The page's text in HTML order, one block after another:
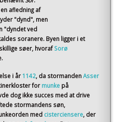
afledning af
"dynd", men
"dyndet ved
soranere. Byen ligger i et
søer, hvoraf Sorø
i år 1142, da stormandenAsser
for munke på
dog ikke succes med at drive
stormandens søn,
med cisterciensere, der